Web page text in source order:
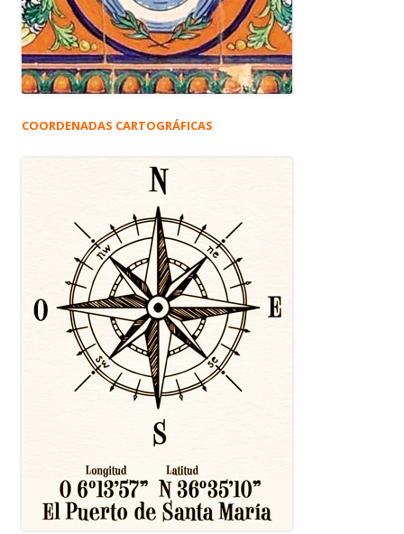
COORDENADAS CARTOGRÁFICAS